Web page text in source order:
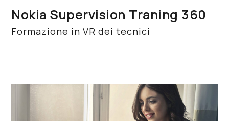
Nokia Supervision Traning 360
Formazione in VR dei tecnici